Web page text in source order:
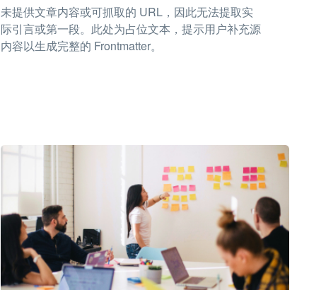
未提供文章内容或可抓取的 URL，因此无法提取实
际引言或第一段。此处为占位文本，提示用户补充源
内容以生成完整的 Frontmatter。